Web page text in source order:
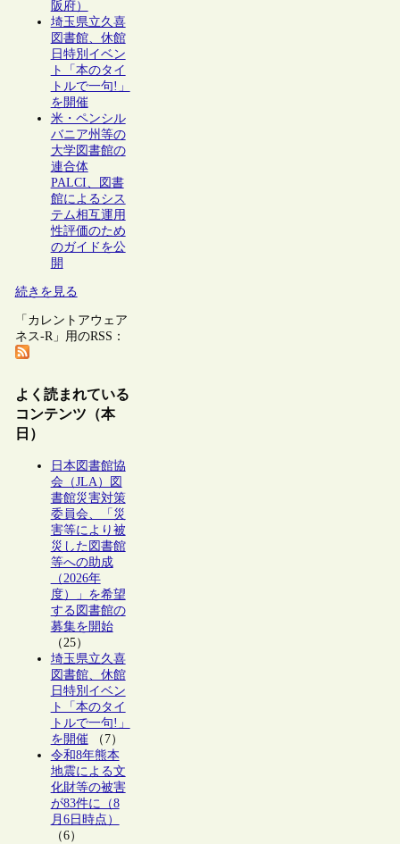
阪府）
埼玉県立久喜
図書館、休館
日特別イベン
ト「本のタイ
トルで一句!」
を開催
米・ペンシル
バニア州等の
大学図書館の
連合体
PALCI、図書
館によるシス
テム相互運用
性評価のため
のガイドを公
開
続きを見る
「カレントアウェア
ネス-R」用のRSS：
よく読まれている
コンテンツ（本
日）
日本図書館協
会（JLA）図
書館災害対策
委員会、「災
害等により被
災した図書館
等への助成
（2026年
度）」を希望
する図書館の
募集を開始
（25）
埼玉県立久喜
図書館、休館
日特別イベン
ト「本のタイ
トルで一句!」
を開催（7）
令和8年熊本
地震による文
化財等の被害
が83件に（8
月6日時点）
（6）